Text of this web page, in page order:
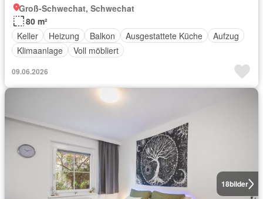
Groß-Schwechat, Schwechat
80 m²
Keller
Heizung Balkon Ausgestattete Küche
Aufzug
Klimaanlage
Voll möbliert
09.06.2026
18bilder